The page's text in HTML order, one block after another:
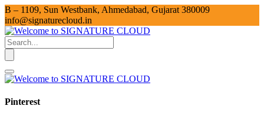
B – 1109, Sun Westbank, Ahmedabad, Gujarat 380009
info@signaturecloud.in
Pinterest